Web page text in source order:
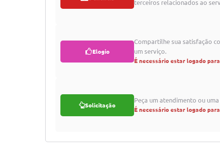
terceiros relacionados ao
Elogio
Compartilhe sua satisfação
um serviço.
É necessário estar logado
Solicitação
Peça um atendimento ou
É necessário estar logado